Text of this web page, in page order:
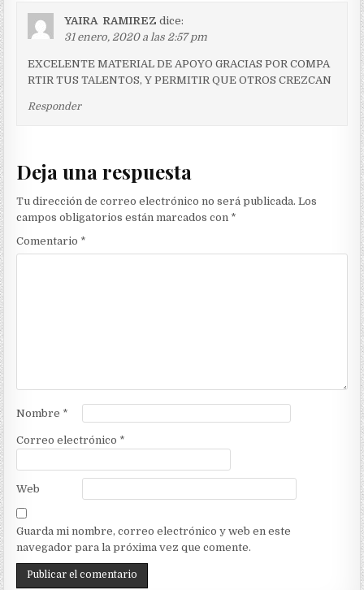
YAIRA RAMIREZ dice:
31 enero, 2020 a las 2:57 pm
EXCELENTE MATERIAL DE APOYO GRACIAS POR COMPA
RTIR TUS TALENTOS, Y PERMITIR QUE OTROS CREZCAN
Responder
Deja una respuesta
Tu dirección de correo electrónico no será publicada. Los
campos obligatorios están marcados con *
Comentario *
Nombre *
Correo electrónico *
Web
Guarda mi nombre, correo electrónico y web en este
navegador para la próxima vez que comente.